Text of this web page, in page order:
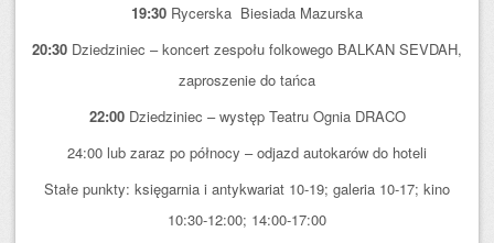
19:30 Rycerska Biesiada Mazurska
20:30 Dziedziniec – koncert zespołu folkowego BALKAN SEVDAH,
zaproszenie do tańca
22:00 Dziedziniec – występ Teatru Ognia DRACO
24:00 lub zaraz po północy – odjazd autokarów do hoteli
Stałe punkty: księgarnia i antykwariat 10-19; galeria 10-17; kino
10:30-12:00; 14:00-17:00